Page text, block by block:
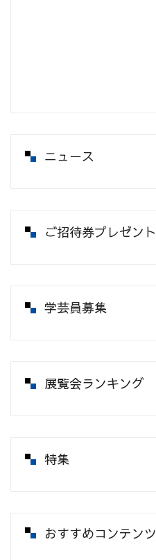
ニュース
ご招待券プレゼント
学芸員募集
展覧会ランキング
特集
おすすめコンテンツ